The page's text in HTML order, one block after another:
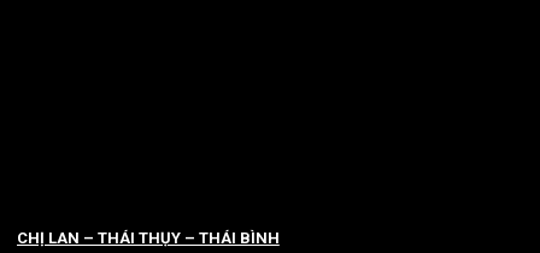
CHỊ LAN – THÁI THỤY – THÁI BÌNH